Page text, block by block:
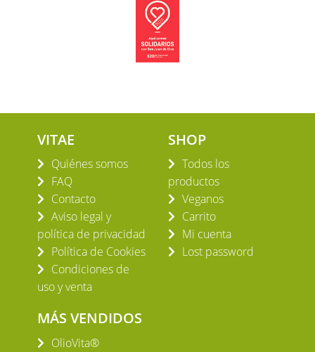
VITAE
Quiénes somos
FAQ
Contacto
Aviso legal y
política de privacidad
Política de Cookies
Condiciones de
uso y venta
SHOP
Todos los
productos
Veganos
Carrito
Mi cuenta
Lost password
MÁS VENDIDOS
OlioVita®